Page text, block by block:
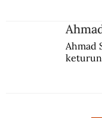
Ahmad